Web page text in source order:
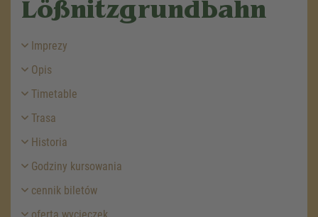
Lößnitzgrundbahn
Imprezy
Opis
Timetable
Trasa
Historia
Godziny kursowania
cennik biletów